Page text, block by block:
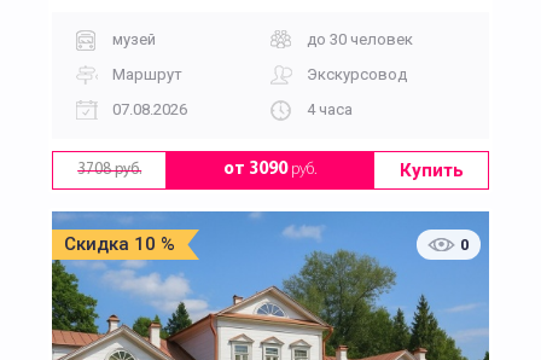
музей
до 30 человек
Маршрут
Экскурсовод
07.08.2026
4 часа
3708 руб. от 3090руб. Купить
Скидка 10 % 0